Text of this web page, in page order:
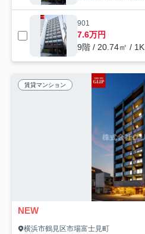
901
7.6万円
9階 / 20.74㎡ / 1K
賃貸マンション
NEW
横浜市鶴見区市場富士見町